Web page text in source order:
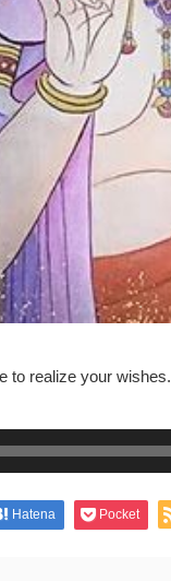
to realize your wishes.
Hatena Pocket